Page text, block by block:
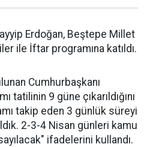
Erdoğan, Beştepe Millet
ile İftar programına katıldı.
Cumhurbaşkanı
tatilinin 9 güne çıkarıldığını
takip eden 3 günlük süreyi
2-3-4 Nisan günleri kamu
ifadelerini kullandı.